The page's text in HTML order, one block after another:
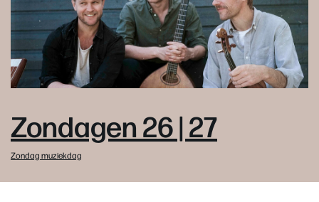
Zondagen 26 | 27
Zondag muziekdag